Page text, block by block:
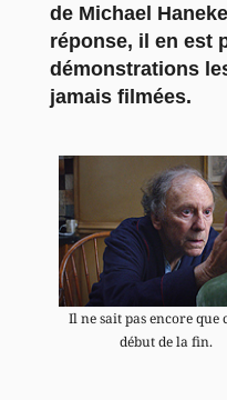
de Michael
réponse, il en est
démonstrations
jamais filmées.
Il ne sait pas encore que
début de la fin.